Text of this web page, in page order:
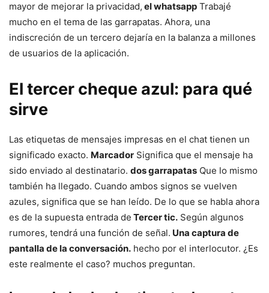
mayor de mejorar la privacidad, el whatsapp Trabajé
mucho en el tema de las garrapatas. Ahora, una
indiscreción de un tercero dejaría en la balanza a millones
de usuarios de la aplicación.
El tercer cheque azul: para qué
sirve
Las etiquetas de mensajes impresas en el chat tienen un
significado exacto. Marcador Significa que el mensaje ha
sido enviado al destinatario. dos garrapatas Que lo mismo
también ha llegado. Cuando ambos signos se vuelven
azules, significa que se han leído. De lo que se habla ahora
es de la supuesta entrada de Tercer tic. Según algunos
rumores, tendrá una función de señal. Una captura de
pantalla de la conversación. hecho por el interlocutor. ¿Es
este realmente el caso? muchos preguntan.